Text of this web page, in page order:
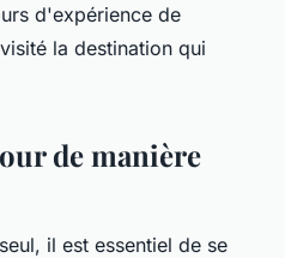
d'expérience de
la destination qui
de manière
il est essentiel de se